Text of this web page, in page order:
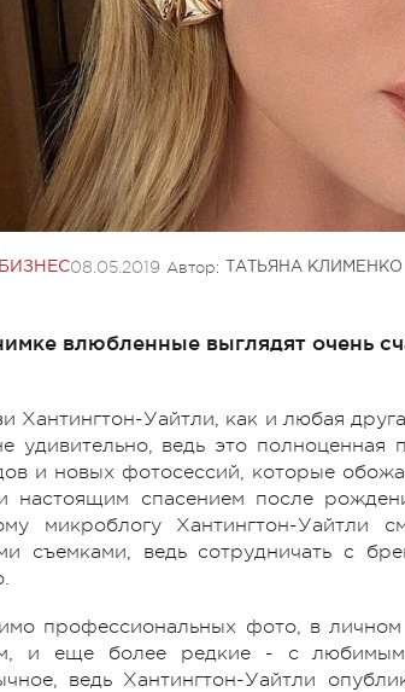
08.05.2019 Автор: ТАТЬЯНА КЛИМЕНКО
влюбленные выглядят очень
Хантингтон-Уайтли, как и любая
удивительно, ведь это полноценная
и новых фотосессий, которые
настоящим спасением после
микроблогу Хантингтон-Уайтли
съемками, ведь сотрудничать с
профессиональных фото, в
и еще более редкие - с любимым
ведь Хантингтон-Уайтли